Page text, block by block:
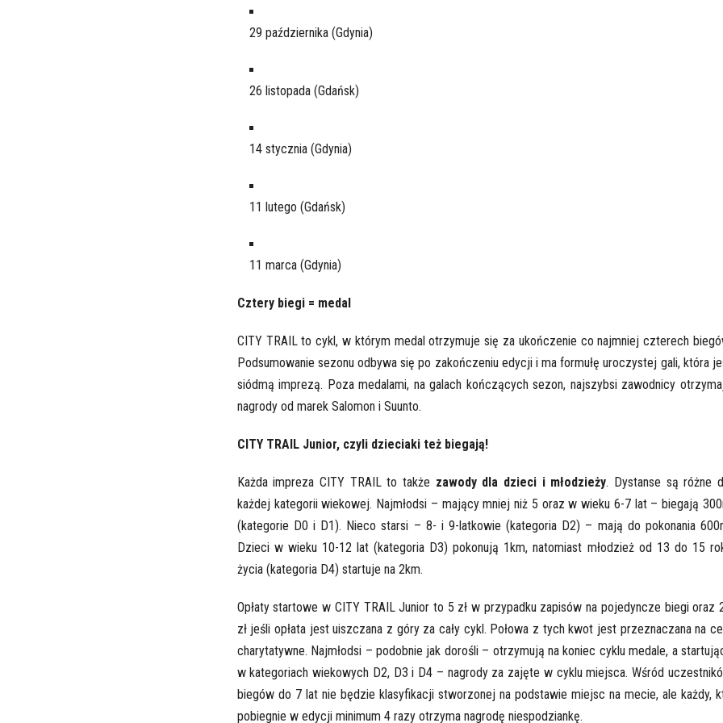
29 października (Gdynia)
26 listopada (Gdańsk)
14 stycznia (Gdynia)
11 lutego (Gdańsk)
11 marca (Gdynia)
Cztery biegi = medal
CITY TRAIL to cykl, w którym medal otrzymuje się za ukończenie co najmniej czterech
Podsumowanie sezonu odbywa się po zakończeniu edycji i ma formułę uroczystej gali, która
siódmą imprezą. Poza medalami, na galach kończących sezon, najszybsi zawodnicy
nagrody od marek Salomon i Suunto.
CITY TRAIL Junior, czyli dzieciaki też biegają!
Każda impreza CITY TRAIL to także zawody dla dzieci i młodzieży. Dystanse są różne
każdej kategorii wiekowej. Najmłodsi – mający mniej niż 5 oraz w wieku 6-7 lat – biegają
(kategorie D0 i D1). Nieco starsi – 8- i 9-latkowie (kategoria D2) – mają do pokonania
Dzieci w wieku 10-12 lat (kategoria D3) pokonują 1km, natomiast młodzież od 13 do 15
życia (kategoria D4) startuje na 2km.
Opłaty startowe w CITY TRAIL Junior to 5 zł w przypadku zapisów na pojedyncze biegi oraz
zł jeśli opłata jest uiszczana z góry za cały cykl. Połowa z tych kwot jest przeznaczana na
charytatywne. Najmłodsi – podobnie jak dorośli – otrzymują na koniec cyklu medale, a
w kategoriach wiekowych D2, D3 i D4 – nagrody za zajęte w cyklu miejsca. Wśród
biegów do 7 lat nie będzie klasyfikacji stworzonej na podstawie miejsc na mecie, ale każdy,
pobiegnie w edycji minimum 4 razy otrzyma nagrodę niespodziankę.